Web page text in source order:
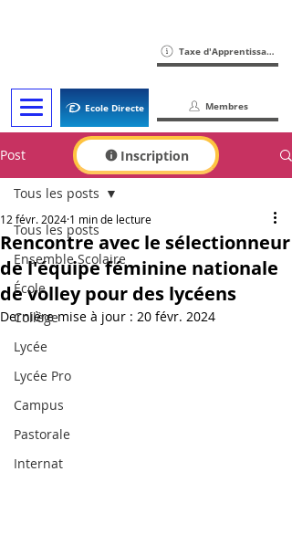
Ecole Directe
Taxe d'Apprentissage
Membres
Inscription
Post
Tous les posts
Ensemble Scolaire
École
Collège
Lycée
Lycée Pro
Campus
Pastorale
Internat
Tous les posts
Rencontre avec le sélectionneur
de l'équipe féminine nationale
de volley pour des lycéens
12 févr. 2024 1 min de lecture
Dernière mise à jour : 20 févr. 2024